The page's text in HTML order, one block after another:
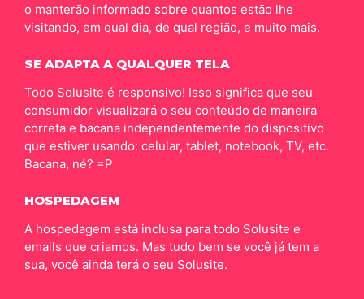
o manterão informado sobre quantos estão lhe
visitando, em qual dia, de qual região, e muito mais.
SE ADAPTA A QUALQUER TELA
Todo Solusite é responsivo! Isso significa que seu
consumidor visualizará o seu conteúdo de maneira
correta e bacana independentemente do dispositivo
que estiver usando: celular, tablet, notebook, TV, etc.
Bacana, né? =P
HOSPEDAGEM
A hospedagem está inclusa para todo Solusite e
emails que criamos. Mas tudo bem se você já tem a
sua, você ainda terá o seu Solusite.